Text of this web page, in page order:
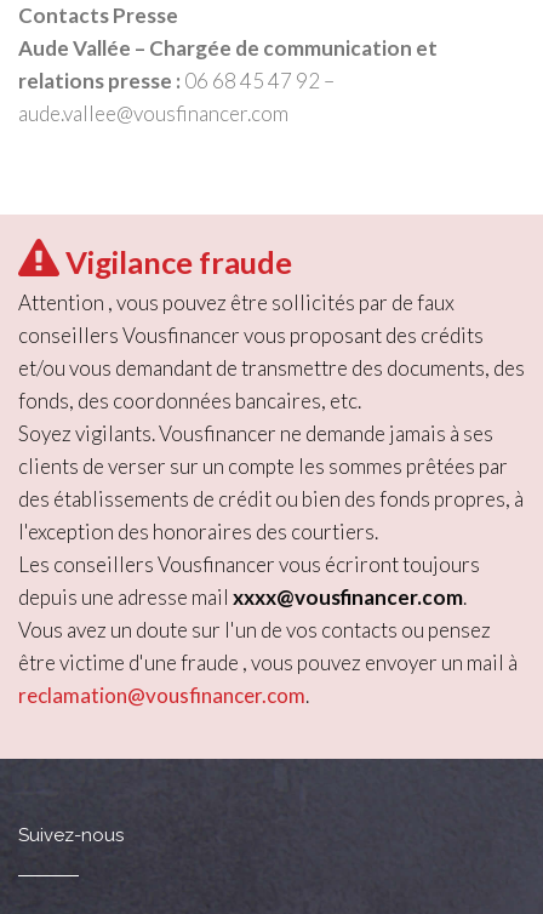
Contacts Presse
Aude Vallée – Chargée de communication et
relations presse : 06 68 45 47 92 –
aude.vallee@vousfinancer.com
Vigilance fraude
Attention , vous pouvez être sollicités par de faux
conseillers Vousfinancer vous proposant des crédits
et/ou vous demandant de transmettre des documents, des
fonds, des coordonnées bancaires, etc.
Soyez vigilants. Vousfinancer ne demande jamais à ses
clients de verser sur un compte les sommes prêtées par
des établissements de crédit ou bien des fonds propres, à
l'exception des honoraires des courtiers.
Les conseillers Vousfinancer vous écriront toujours
depuis une adresse mail xxxx@vousfinancer.com.
Vous avez un doute sur l'un de vos contacts ou pensez
être victime d'une fraude , vous pouvez envoyer un mail à
reclamation@vousfinancer.com.
Suivez-nous